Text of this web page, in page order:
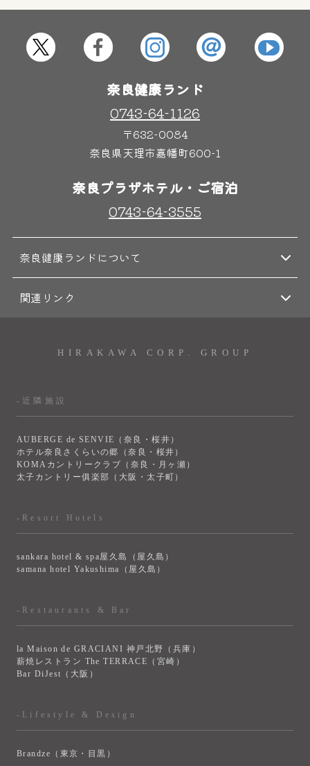
奈良健康ランド
0743-64-1126
〒632-0084
奈良県天理市嘉幡町600-1
奈良プラザホテル・ご宿泊
0743-64-3555
奈良健康ランドについて
関連リンク
HIRAKAWA CORP. GROUP
-近隣施設
AUBERGE de SENVIE（奈良・桜井）
ホテル奈良さくらいの郷（奈良・桜井）
KOMAカントリークラブ（奈良・月ヶ瀬）
太子カントリー俱楽部（大阪・太子町）
-Resort Hotels
sankara hotel & spa屋久島（屋久島）
samana hotel Yakushima（屋久島）
-Restaurants & Bar
la Maison de GRACIANI 神戸北野（兵庫）
薪焼レストラン The TERRACE（宮崎）
Bar DiJest（大阪）
-Lifestyle & Design
Brandze（東京・目黒）